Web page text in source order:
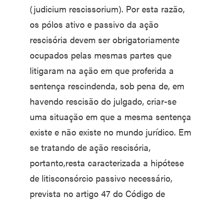
(judicium rescissorium). Por esta razão,
os pólos ativo e passivo da ação
rescisória devem ser obrigatoriamente
ocupados pelas mesmas partes que
litigaram na ação em que proferida a
sentença rescindenda, sob pena de, em
havendo rescisão do julgado, criar-se
uma situação em que a mesma sentença
existe e não existe no mundo jurídico. Em
se tratando de ação rescisória,
portanto,resta caracterizada a hipótese
de litisconsórcio passivo necessário,
prevista no artigo 47 do Código de